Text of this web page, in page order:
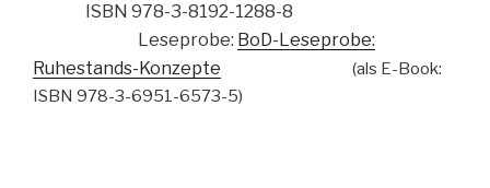
ISBN 978-3-8192-1288-8
Leseprobe: BoD-Leseprobe:
Ruhestands-Konzepte (als E-Book:
ISBN 978-3-6951-6573-5)